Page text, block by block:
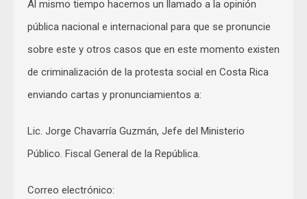
Al mismo tiempo hacemos un llamado a la opinión
pública nacional e internacional para que se pronuncie
sobre este y otros casos que en este momento existen
de criminalización de la protesta social en Costa Rica
enviando cartas y pronunciamientos a:
Lic. Jorge Chavarría Guzmán, Jefe del Ministerio
Público. Fiscal General de la República.
Correo electrónico: